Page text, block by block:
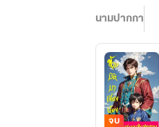
นามปากกา
จบ